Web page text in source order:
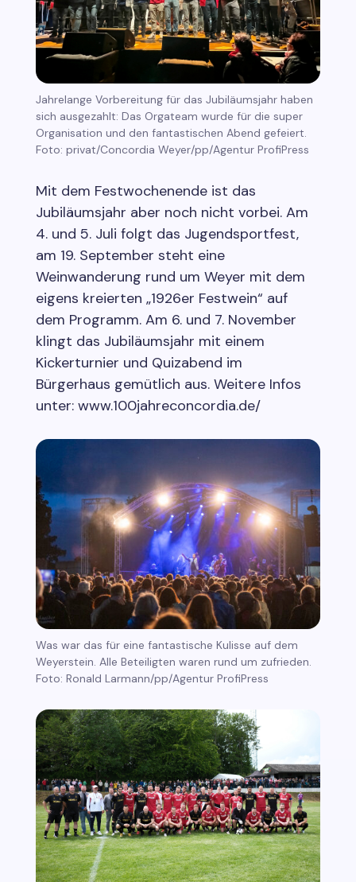
Jahrelange Vorbereitung für das Jubiläumsjahr haben
sich ausgezahlt: Das Orgateam wurde für die super
Organisation und den fantastischen Abend gefeiert.
Foto: privat/Concordia Weyer/pp/Agentur ProfiPress
Mit dem Festwochenende ist das
Jubiläumsjahr aber noch nicht vorbei. Am
4. und 5. Juli folgt das Jugendsportfest,
am 19. September steht eine
Weinwanderung rund um Weyer mit dem
eigens kreierten „1926er Festwein“ auf
dem Programm. Am 6. und 7. November
klingt das Jubiläumsjahr mit einem
Kickerturnier und Quizabend im
Bürgerhaus gemütlich aus. Weitere Infos
unter: www.100jahreconcordia.de/
Was war das für eine fantastische Kulisse auf dem
Weyerstein. Alle Beteiligten waren rund um zufrieden.
Foto: Ronald Larmann/pp/Agentur ProfiPress